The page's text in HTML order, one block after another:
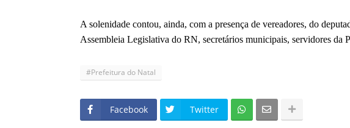
A solenidade contou, ainda, com a presença de vereadores, do
Assembleia Legislativa do RN, secretários municipais, servidores da
#Prefeitura do Natal
Facebook Twitter